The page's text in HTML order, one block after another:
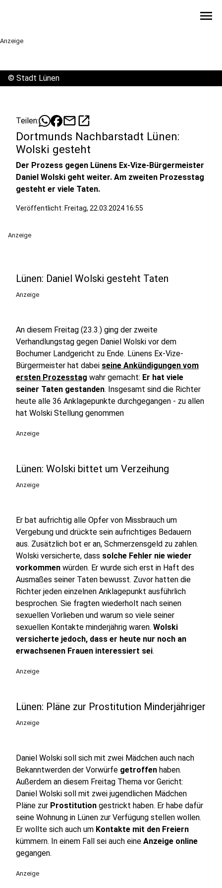
menu
Anzeige
© Stadt Lünen
Teilen: mailopen_in_new
Dortmunds Nachbarstadt Lünen:
Wolski gesteht
Der Prozess gegen Lünens Ex-Vize-Bürgermeister
Daniel Wolski geht weiter. Am zweiten Prozesstag
gesteht er viele Taten.
Veröffentlicht: Freitag, 22.03.2024 16:55
Anzeige
Lünen: Daniel Wolski gesteht Taten
Anzeige
An diesem Freitag (23.3.) ging der zweite
Verhandlungstag gegen Daniel Wolski vor dem
Bochumer Landgericht zu Ende. Lünens Ex-Vize-
Bürgermeister hat dabei seine Ankündigungen vom
ersten Prozesstag wahr gemacht: Er hat viele
seiner Taten gestanden. Insgesamt sind die Richter
heute alle 36 Anklagepunkte durchgegangen - zu allen
hat Wolski Stellung genommen
Anzeige
Lünen: Wolski bittet um Verzeihung
Anzeige
Er bat aufrichtig alle Opfer von Missbrauch um
Vergebung und drückte sein aufrichtiges Bedauern
aus. Zusätzlich bot er an, Schmerzensgeld zu zahlen.
Wolski versicherte, dass solche Fehler nie wieder
vorkommen würden. Er wurde sich erst in Haft des
Ausmaßes seiner Taten bewusst. Zuvor hatten die
Richter jeden einzelnen Anklagepunkt ausführlich
besprochen. Sie fragten wiederholt nach seinen
sexuellen Vorlieben und warum so viele seiner
sexuellen Kontakte minderjährig waren. Wolski
versicherte jedoch, dass er heute nur noch an
erwachsenen Frauen interessiert sei.
Anzeige
Lünen: Pläne zur Prostitution Minderjähriger
Anzeige
Daniel Wolski soll sich mit zwei Mädchen auch nach
Bekanntwerden der Vorwürfe getroffen haben.
Außerdem an diesem Freitag Thema vor Gericht:
Daniel Wolski soll mit zwei jugendlichen Mädchen
Pläne zur Prostitution gestrickt haben. Er habe dafür
seine Wohnung in Lünen zur Verfügung stellen wollen.
Er wollte sich auch um Kontakte mit den Freiern
kümmern. In einem Fall sei auch eine Anzeige online
gegangen.
Anzeige